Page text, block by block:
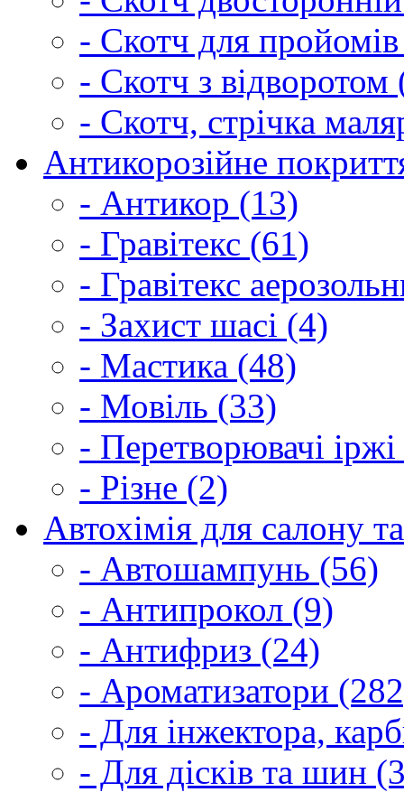
- Скотч для
- Скотч з відворотом
- Скотч, стрічка
Антикорозійне
- Антикор (13)
- Гравітекс (61)
- Гравітекс
- Захист шасі (4)
- Мастика (48)
- Мовіль (33)
- Перетворювачі
- Різне (2)
Автохімія для салону
- Автошампунь (56)
- Антипрокол (9)
- Антифриз (24)
- Ароматизатори
- Для інжектора,
- Для дісків та шин